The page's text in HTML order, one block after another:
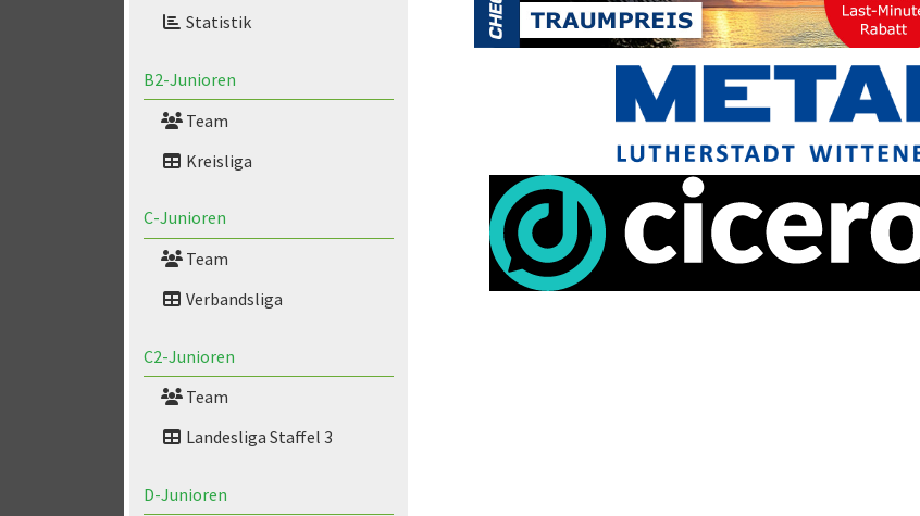
Statistik
B2-Junioren
Team
Kreisliga
C-Junioren
Team
Verbandsliga
C2-Junioren
Team
Landesliga Staffel 3
D-Junioren